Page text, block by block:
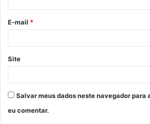
E-mail *
Site
Salvar meus dados neste navegador para
eu comentar.